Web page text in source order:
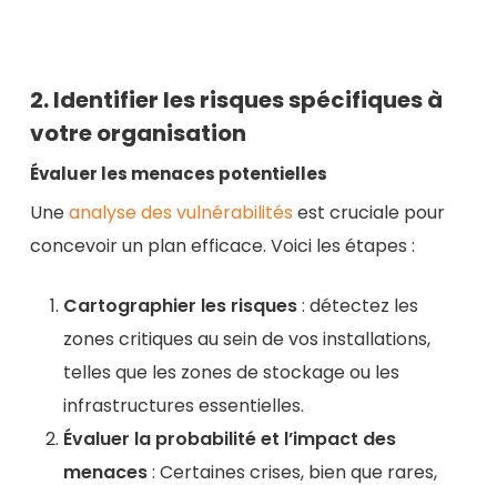
2. Identifier les risques spécifiques à
votre organisation
Évaluer les menaces potentielles
Uneanalyse des vulnérabilités est cruciale pour
concevoir un plan efficace. Voici les étapes :
Cartographier les risques: détectez les
zones critiques au sein de vos installations,
telles que les zones de stockage ou les
infrastructures essentielles.
Évaluer la probabilité et l’impact des
menaces: Certaines crises, bien que rares,